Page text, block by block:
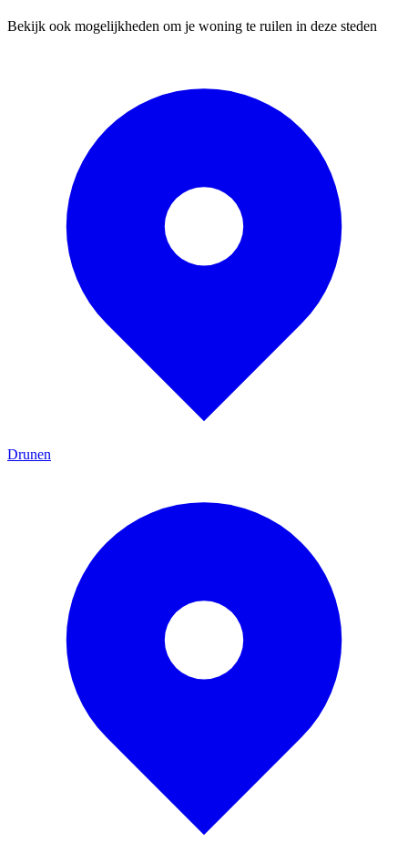
Bekijk ook mogelijkheden om je woning te ruilen in deze steden
Drunen